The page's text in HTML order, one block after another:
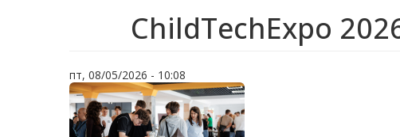
ChildTechExpo
пт, 08/05/2026 - 10:08